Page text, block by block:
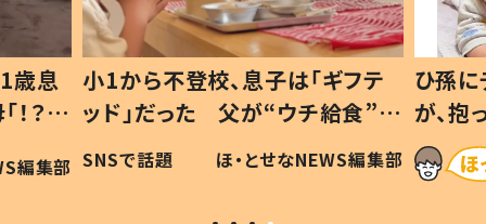
歳息
？」
編集部
小1から不登校、息子は「ギフテ
ッド」だった 父が“ウチ給食”を
作り続ける理由とは #令和の親
#令和の子
SNSで話題 ほ・とせなNEWS編集部
ひ孫
が、
「涙が
い」